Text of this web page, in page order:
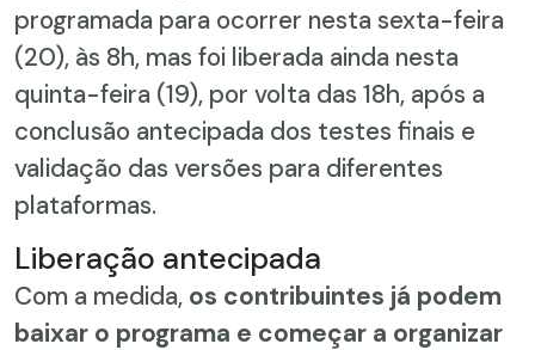
programada para ocorrer nesta sexta-feira
(20), às 8h, mas foi liberada ainda nesta
quinta-feira (19), por volta das 18h, após a
conclusão antecipada dos testes finais e
validação das versões para diferentes
plataformas.
Liberação antecipada
Com a medida, os contribuintes já podem
baixar o programa e começar a organizar